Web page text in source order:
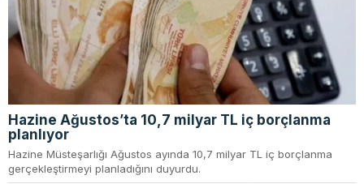
Hazine Ağustos’ta 10,7 milyar TL iç borçlanma
planlıyor
Hazine Müsteşarlığı Ağustos ayında 10,7 milyar TL iç borçlanma
gerçekleştirmeyi planladığını duyurdu.